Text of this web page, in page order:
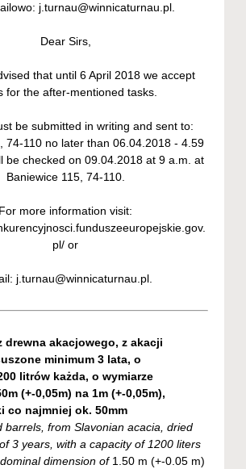
j.turnau@winnicaturnau.pl.
Dear Sirs,
that until 6 April 2018 we accept
for the after-mentioned tasks.
be submitted in writing and sent to:
74-110 no later than 06.04.2018 - 4.59
be checked on 09.04.2018 at 9 a.m. at
Baniewice 115, 74-110.
For more information visit:
pl/ or
j.turnau@winnicaturnau.pl.
drewna akacjowego, z akacji
minimum 3 lata, o
litrów każda, o wymiarze
(+-0,05m) na 1m (+-0,05m),
co najmniej ok. 50mm
barrels, from Slavonian acacia, dried
3 years, with a capacity of 1200 liters
dimension of 1.50 m (+-0.05 m)